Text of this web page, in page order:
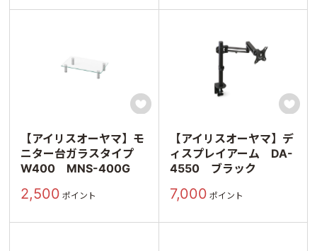

【アイリスオーヤマ】モ
ニター台ガラスタイプ
W400 MNS-400G
2,500 ポイント

【アイリスオーヤマ】デ
ィスプレイアーム DA-
4550 ブラック
7,000 ポイント